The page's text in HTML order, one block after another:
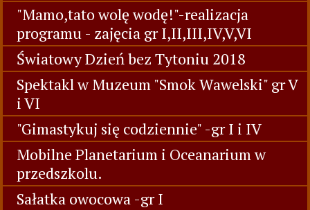
"Mamo,tato wolę wodę!"-realizacja
programu - zajęcia gr I,II,III,IV,V,VI
Światowy Dzień bez Tytoniu 2018
Spektakl w Muzeum "Smok Wawelski" gr V
i VI
"Gimastykuj się codziennie" -gr I i IV
Mobilne Planetarium i Oceanarium w
przedszkolu.
Sałatka owocowa -gr I